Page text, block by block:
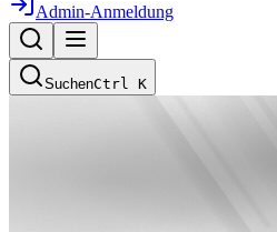
Admin-Anmeldung
SuchenCtrl K